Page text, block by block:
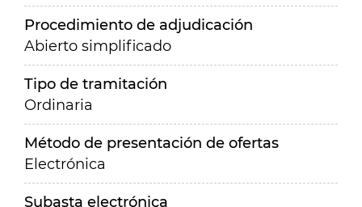
Procedimiento de adjudicación
Abierto simplificado
Tipo de tramitación
Ordinaria
Método de presentación de ofertas
Electrónica
Subasta electrónica